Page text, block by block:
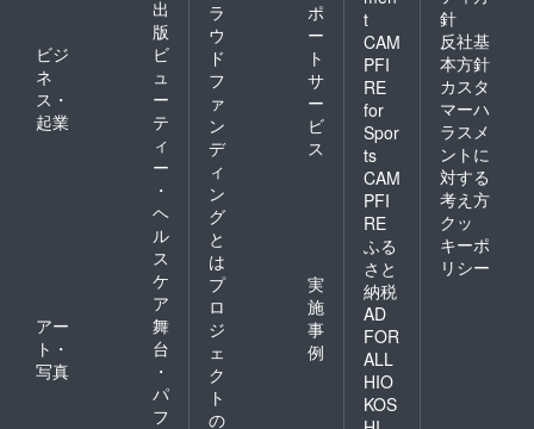
出
版
ビジ
ネ
ス・
起業
ビ
ュ
ー
テ
ィ
ー
・
ヘ
ル
ス
ケ
ア
アー
ト・
写真
舞
台
・
パ
フ
ラ
ウ
ド
フ
ァ
ン
デ
ィ
ン
グ
と
は
ポ
ー
ト
サ
ー
ビ
ス
プ
ロ
ジ
ェ
ク
ト
の
実
施
事
例
t
CAM
PFI
RE
for
Spor
ts
CAM
PFI
RE
ふる
さと
納税
AD
FOR
ALL
HIO
KOS
針
反社基
本方針
カスタ
マーハ
ラスメ
ントに
対する
考え方
クッ
キーポ
リシー